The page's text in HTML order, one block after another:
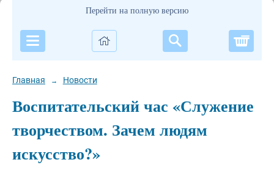
Перейти на полную версию
Главная → Новости
Воспитательский час «Служение
творчеством. Зачем людям
искусство?»